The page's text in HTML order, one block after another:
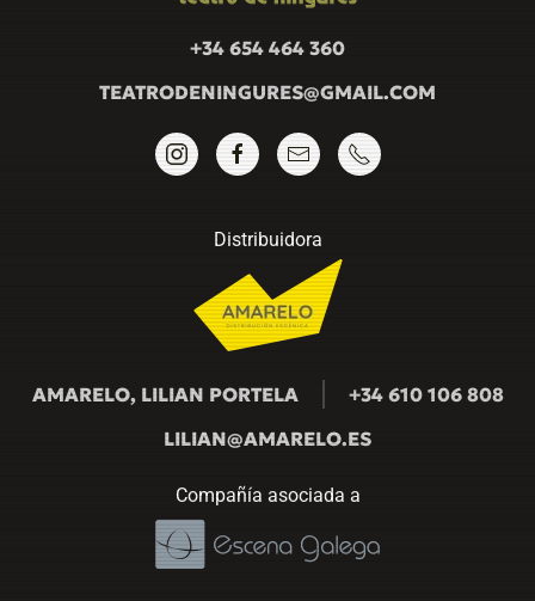
+34 654 464 360
TEATRODENINGURES@GMAIL.COM
Distribuidora
AMARELO, LILIAN PORTELA
+34 610 106 808
LILIAN@AMARELO.ES
Compañía asociada a